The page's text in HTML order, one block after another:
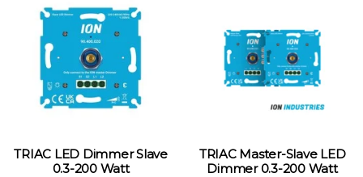
TRIAC LED Dimmer Slave
0.3-200 Watt
TRIAC Master-Slave LED
Dimmer 0.3-200 Watt